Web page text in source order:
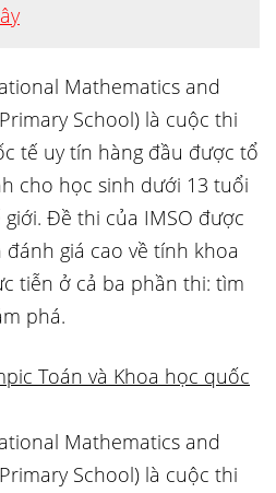
Mathematics and
School) là cuộc thi
tế uy tín hàng đầu được tổ
cho học sinh dưới 13 tuổi
Đề thi của IMSO được
giá cao về tính khoa
tiễn ở cả ba phần thi: tìm
phá.
Mathematics and
School) là cuộc thi